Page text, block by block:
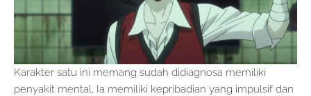
Karakter satu ini memang sudah didiagnosa memiliki
penyakit mental. Ia memiliki kepribadian yang impulsif dan